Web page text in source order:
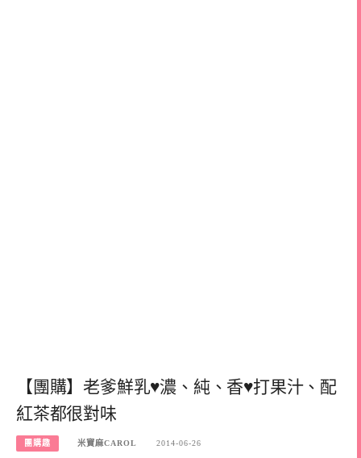
【團購】老爹鮮乳♥濃、純、香♥打果汁、配
紅茶都很對味
團購趣 米寶麻CAROL 2014-06-26